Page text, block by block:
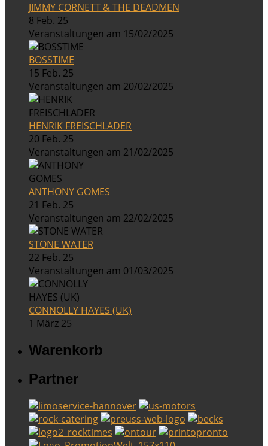
JIMMY CORNETT & THE DEADMEN
8 Feb. 25
Veranstaltungen am 15/02/2025
BOSSTIME
15 Feb. 25
Veranstaltungen am 20/02/2025
HENRIK FREISCHLADER
20 Feb. 25
Veranstaltungen am 21/02/2025
ANTHONY GOMES
21 Feb. 25
Veranstaltungen am 22/02/2025
STONE WATER
22 Feb. 25
Veranstaltungen am 01/03/2025
CONNOLLY HAYES (UK)
1 März 25
Warenkorb
Partner